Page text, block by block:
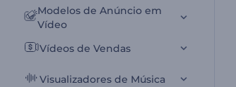
Modelos de Anúncio em
Vídeo
Vídeos de Vendas
Visualizadores de Música